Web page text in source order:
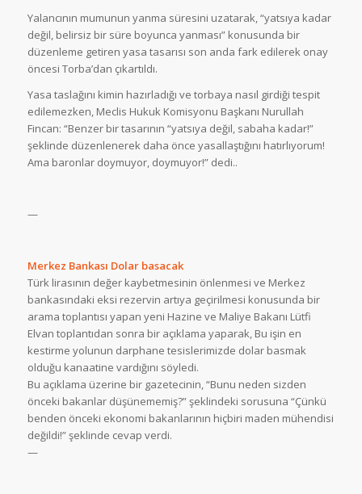
Yalancının mumunun yanma süresini uzatarak, “yatsıya kadar
değil, belirsiz bir süre boyunca yanması” konusunda bir
düzenleme getiren yasa tasarısı son anda fark edilerek onay
öncesi Torba’dan çıkartıldı.
Yasa taslağını kimin hazırladığı ve torbaya nasıl girdiği tespit
edilemezken, Meclis Hukuk Komisyonu Başkanı Nurullah
Fincan: “Benzer bir tasarının “yatsıya değil, sabaha kadar!”
şeklinde düzenlenerek daha önce yasallaştığını hatırlıyorum!
Ama baronlar doymuyor, doymuyor!” dedi..
—
Merkez Bankası Dolar basacak
Türk lirasının değer kaybetmesinin önlenmesi ve Merkez
bankasındaki eksi rezervin artıya geçirilmesi konusunda bir
arama toplantısı yapan yeni Hazine ve Maliye Bakanı Lütfi
Elvan toplantıdan sonra bir açıklama yaparak, Bu işin en
kestirme yolunun darphane tesislerimizde dolar basmak
olduğu kanaatine vardığını söyledi.
Bu açıklama üzerine bir gazetecinin, “Bunu neden sizden
önceki bakanlar düşünememiş?” şeklindeki sorusuna “Çünkü
benden önceki ekonomi bakanlarının hiçbiri maden mühendisi
değildi!” şeklinde cevap verdi.
—